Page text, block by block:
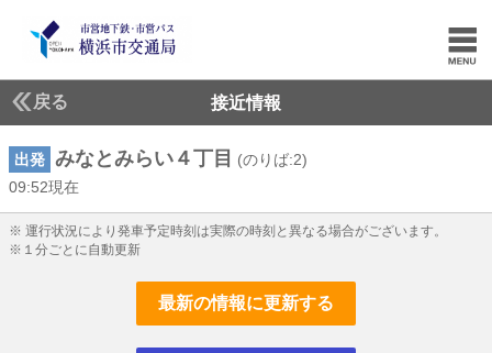
戻る 接近情報
出発 みなとみらい４丁目
(のりば:2)
09:52現在
※ 運行状況により発車予定時刻は実際の時刻と異なる場合がございます。
※１分ごとに自動更新
最新の情報に更新する